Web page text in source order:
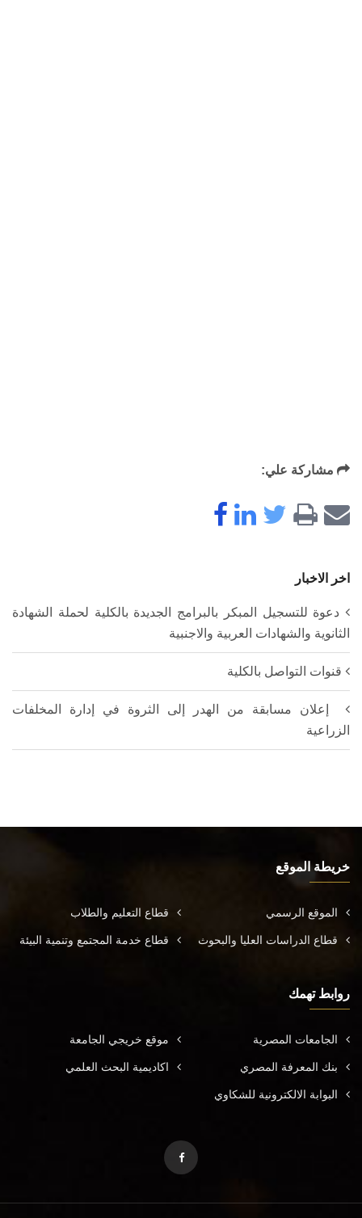
مشاركة علي:
اخر الاخبار
دعوة للتسجيل المبكر بالبرامج الجديدة بالكلية لحملة الشهادة
الثانوية والشهادات العربية والاجنبية
قنوات التواصل بالكلية
إعلان مسابقة من الهدر إلى الثروة في إدارة المخلفات
الزراعية
خريطة الموقع
الموقع الرسمي قطاع التعليم والطلاب
قطاع الدراسات العليا والبحوث قطاع خدمة المجتمع وتنمية البيئة
روابط تهمك
الجامعات المصرية موقع خريجي الجامعة
بنك المعرفة المصري اكاديمية البحث العلمي
البوابة الالكترونية للشكاوي